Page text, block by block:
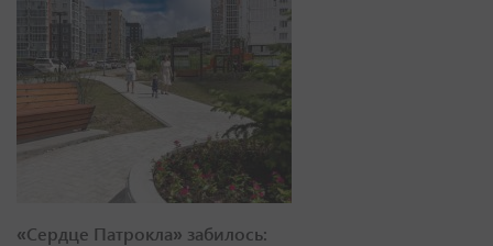
«Сердце Патрокла» забилось: